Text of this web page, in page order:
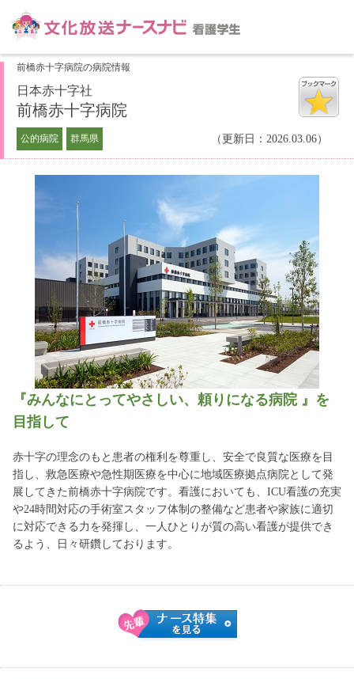
前橋赤十字病院の病院情報
日本赤十字社
前橋赤十字病院
公的病院 群馬県 （更新日：2026.03.06）
『みんなにとってやさしい、頼りになる病院 』を
目指して
赤十字の理念のもと患者の権利を尊重し、安全で良質な医療を目
指し、救急医療や急性期医療を中心に地域医療拠点病院として発
展してきた前橋赤十字病院です。看護においても、ICU看護の充実
や24時間対応の手術室スタッフ体制の整備など患者や家族に適切
に対応できる力を発揮し、一人ひとりが質の高い看護が提供でき
るよう、日々研鑽しております。